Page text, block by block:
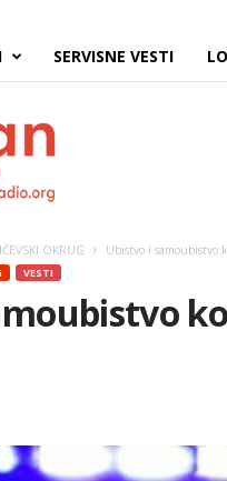
SERVISNE VESTI
OKRUG Ubistvo i samoubistvo
VESTI